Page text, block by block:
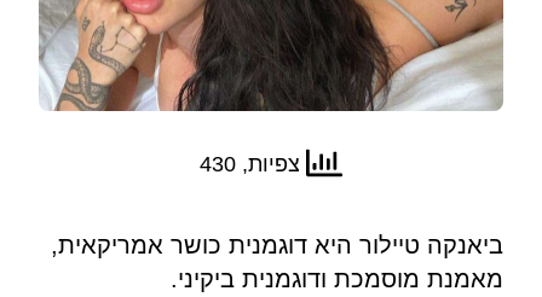
צפיות, 430
ביאנקה טיילור היא דוגמנית כושר אמריקאית,
מאמנת מוסמכת ודוגמנית ביקיני.